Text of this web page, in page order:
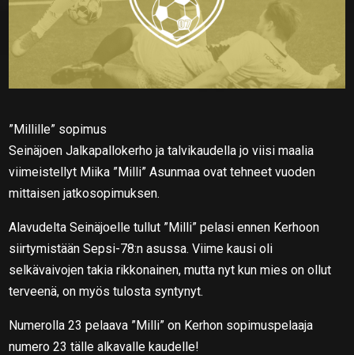
”Millille” sopimus
Seinäjoen Jalkapallokerho ja talvikaudella jo viisi maalia
viimeistellyt Miika ”Milli” Asunmaa ovat tehneet vuoden
mittaisen jatkosopimuksen.
Alavudelta Seinäjoelle tullut ”Milli” pelasi ennen Kerhoon
siirtymistään Sepsi-78:n asussa. Viime kausi oli
selkävaivojen takia rikkonainen, mutta nyt kun mies on ollut
terveenä, on myös tulosta syntynyt.
Numerolla 23 pelaava ”Milli” on Kerhon sopimuspelaaja
numero 23 tälle alkavalle kaudelle!